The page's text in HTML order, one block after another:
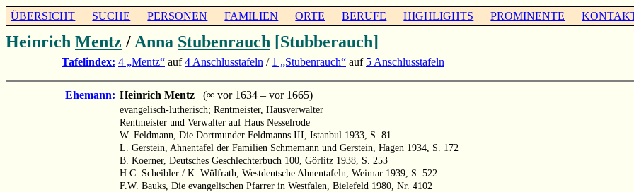
ÜBERSICHT SUCHE PERSONEN FAMILIEN ORTE BERUFE HIGHLIGHTS PROMINENTE
Heinrich Mentz / Anna Stubenrauch [Stubberauch]
Tafelindex: 4 „Mentz“ auf4 Anschlusstafeln / 1 „Stubenrauch“ auf 5 Anschlusstafeln
Ehemann: Heinrich Mentz (∞ vor 1634 – vor 1665)
evangelisch-lutherisch; Rentmeister, Hausverwalter
Rentmeister und Verwalter auf Haus Nesselrode
W. Feldmann, Die Dortmunder Feldmanns III, Istanbul 1933, S. 81
L. Gerstein, Ahnentafel der Familien Schmemann und Gerstein, Hagen 1934, S. 172
B. Koerner, Deutsches Geschlechterbuch 100, Görlitz 1938, S. 253
H.C. Scheibler / K. Wülfrath, Westdeutsche Ahnentafeln, Weimar 1939, S. 522
F.W. Bauks, Die evangelischen Pfarrer in Westfalen, Bielefeld 1980, Nr. 4102